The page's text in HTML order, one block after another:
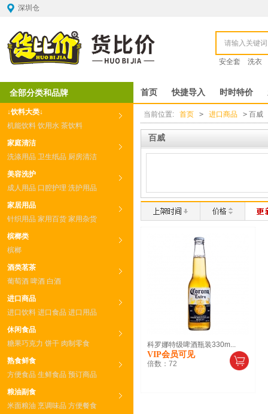
深圳仓
安全套 洗衣
全部分类和品牌 首页 快捷导入 时时特价
↓饮料大类↓
机能饮料 饮用水 茶饮料
家庭清洁
洗涤用品 卫生纸品 厨房清洁
美容洗护
成人用品 口腔护理 洗护用品
家居用品
针织用品 家用百货 家用杂货
槟榔类
槟榔
酒类茗茶
葡萄酒 啤酒 白酒
进口商品
进口饮料 进口食品 进口用品
休闲食品
糖果巧克力 饼干 肉制零食
熟食鲜食
方便食品 生鲜食品 预订商品
粮油副食
米面粮油 烹调味品 方便餐食
当前位置: 首页 > 进口商品 > 百威
百威
科罗娜特级啤酒瓶装330m...
VIP会员可见
倍数： 72